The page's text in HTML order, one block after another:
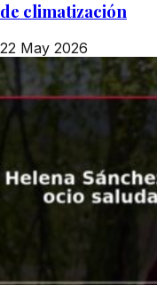
de climatización
22 May 2026